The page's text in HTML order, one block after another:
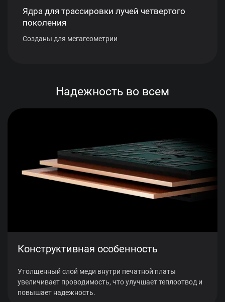
Ядра для трассировки лучей четвертого
поколения
Созданы для мегагеометрии
Надежность во всем
Конструктивная особенность
Утолщенный слой меди внутри печатной платы
увеличивает проводимость, что улучшает теплоотвод и
повышает надежность.